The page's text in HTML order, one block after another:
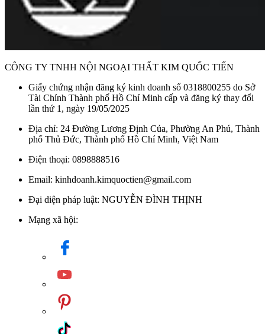
CÔNG TY TNHH NỘI NGOẠI THẤT KIM QUỐC TIẾN
Giấy chứng nhận đăng ký kinh doanh số 0318800255 do Sở
Tài Chính Thành phố Hồ Chí Minh cấp và đăng ký thay đổi
lần thứ 1, ngày 19/05/2025
Địa chỉ: 24 Đường Lương Định Của, Phường An Phú, Thành
phố Thủ Đức, Thành phố Hồ Chí Minh, Việt Nam
Điện thoại: 0898888516
Email: kinhdoanh.kimquoctien@gmail.com
Đại diện pháp luật: NGUYỄN ĐÌNH THỊNH
Mạng xã hội: